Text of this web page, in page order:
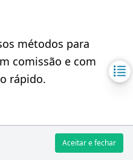
métodos para
comissão e com
rápido.
de depósito e
Aceitar e fechar